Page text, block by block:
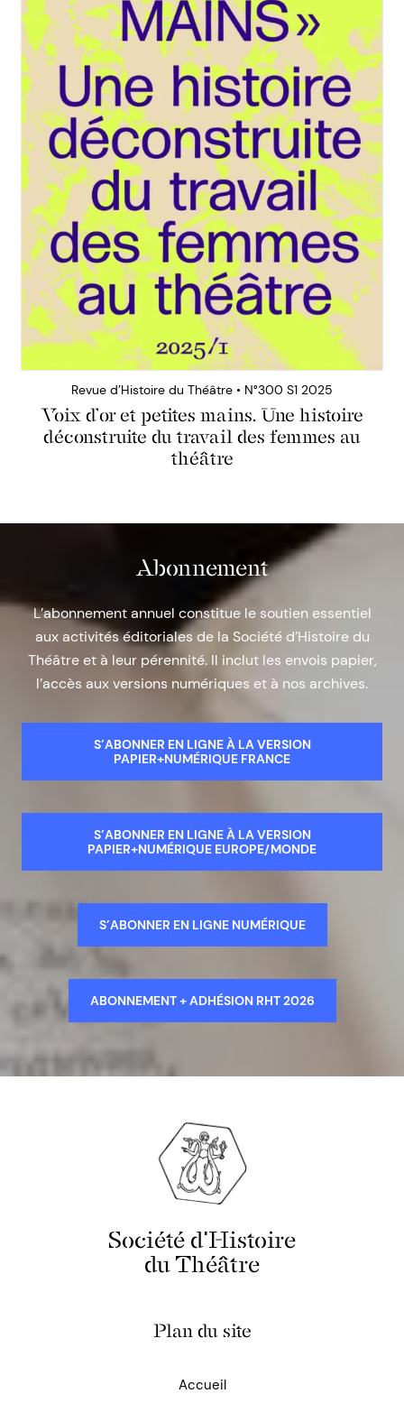
Revue d’Histoire du Théâtre • N°300 S1 2025
Voix d’or et petites mains. Une histoire
déconstruite du travail des femmes au
théâtre
Abonnement
L’abonnement annuel constitue le soutien essentiel
aux activités éditoriales de la Société d’Histoire du
Théâtre et à leur pérennité. Il inclut les envois papier,
l’accès aux versions numériques et à nos archives.
S’ABONNER EN LIGNE À LA VERSION
PAPIER+NUMÉRIQUE FRANCE
S’ABONNER EN LIGNE À LA VERSION
PAPIER+NUMÉRIQUE EUROPE/MONDE
S’ABONNER EN LIGNE NUMÉRIQUE
ABONNEMENT + ADHÉSION RHT 2026
Société d'Histoire
du Théâtre
Plan du site
Accueil